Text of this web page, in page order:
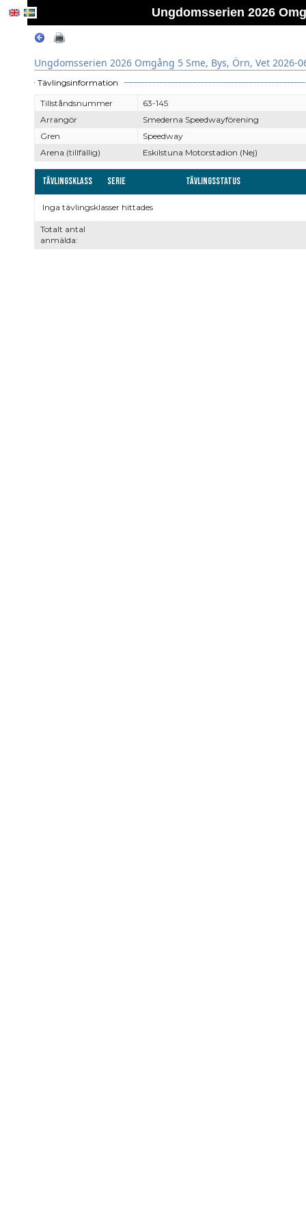
Ungdomsserien 2026
Ungdomsserien 2026 Omgång 5 Sme, Bys, Örn, Vet 2026-
Tävlingsinformation
Tillståndsnummer
63-145
Arrangör
Smederna Speedwayförening
Gren
Speedway
Arena (tillfällig)
Eskilstuna Motorstadion (Nej)
Tävlingsklass Serie Tävlingsstatus
Totalt antal
anmälda:
Inga tävlingsklasser hittades